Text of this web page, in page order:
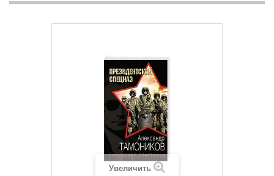
Увеличить